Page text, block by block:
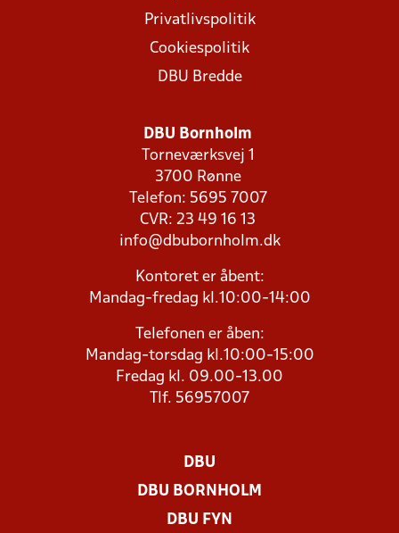
Privatlivspolitik
Cookiespolitik
DBU Bredde
DBU Bornholm
Torneværksvej 1
3700 Rønne
Telefon: 5695 7007
CVR: 23 49 16 13
info@dbubornholm.dk
Kontoret er åbent:
Mandag-fredag kl.10:00-14:00
Telefonen er åben:
Mandag-torsdag kl.10:00-15:00
Fredag kl. 09.00-13.00
Tlf. 56957007
DBU
DBU BORNHOLM
DBU FYN